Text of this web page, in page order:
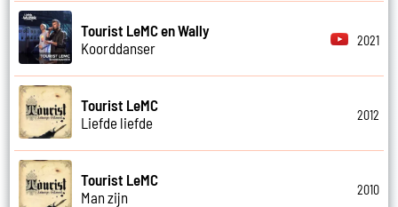
Tourist LeMC en Wally
Koorddanser
2021
Tourist LeMC
Liefde liefde
2012
Tourist LeMC
Man zijn
2010